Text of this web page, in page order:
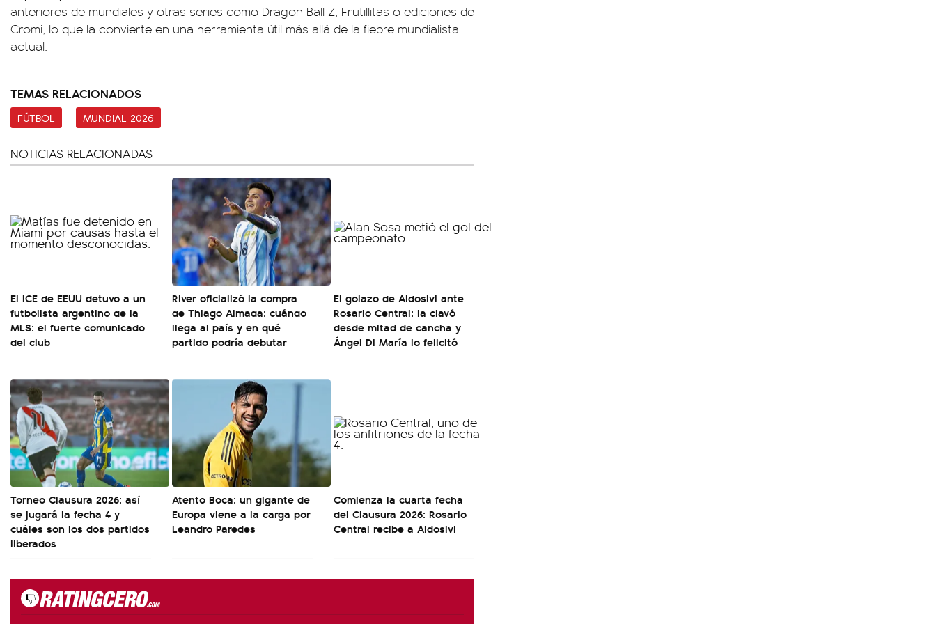
anteriores de mundiales y otras series como Dragon Ball Z, Frutillitas o ediciones de
Cromi, lo que la convierte en una herramienta útil más allá de la fiebre mundialista
actual.
TEMAS RELACIONADOS
FÚTBOL MUNDIAL 2026
NOTICIAS RELACIONADAS
El ICE de EEUU detuvo a un
futbolista argentino de la
MLS: el fuerte comunicado
del club
River oficializó la compra
de Thiago Almada: cuándo
llega al país y en qué
partido podría debutar
El golazo de Aldosivi ante
Rosario Central: la clavó
desde mitad de cancha y
Ángel Di María lo felicitó
Torneo Clausura 2026: así
se jugará la fecha 4 y
cuáles son los dos partidos
liberados
Atento Boca: un gigante de
Europa viene a la carga por
Leandro Paredes
Comienza la cuarta fecha
del Clausura 2026: Rosario
Central recibe a Aldosivi